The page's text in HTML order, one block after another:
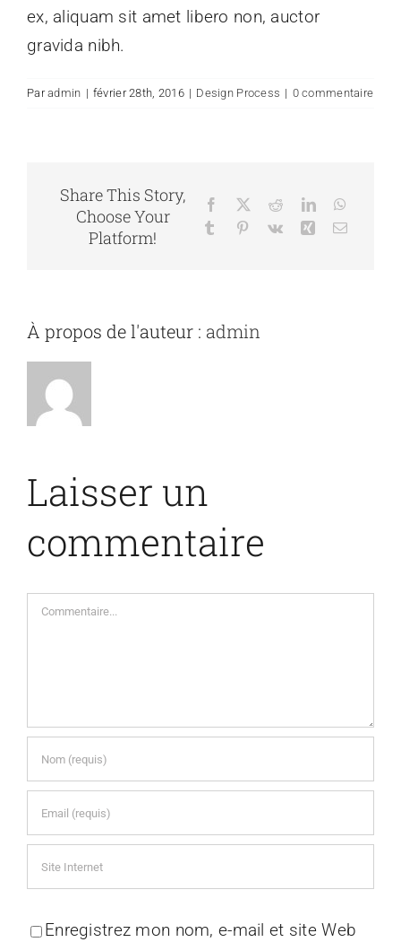
ex, aliquam sit amet libero non, auctor
gravida nibh.
Paradmin | février 28th, 2016 | Design Process | 0 commentaire
Share This Story,
Choose Your
Platform!
Facebook RedditLinkedIn
Tumblr Pinterest
Vk XingEmail
À propos de l'auteur : admin
Laisser un
commentaire
Commentaire
Enregistrez mon nom, e-mail et site Web